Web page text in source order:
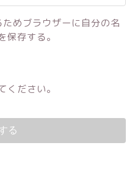
めブラウザーに自分の名
存する。
ださい。